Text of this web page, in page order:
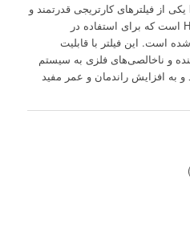
یکی از فیلترهای کارتریجی قدرتمند و
باکیفیت بالا از برند آلمانی Hengst است که برای استفاده در
است. این فیلتر با قابلیت
و ناخالصی‌های فلزی به سیستم
به افزایش راندمان و عمر مفید